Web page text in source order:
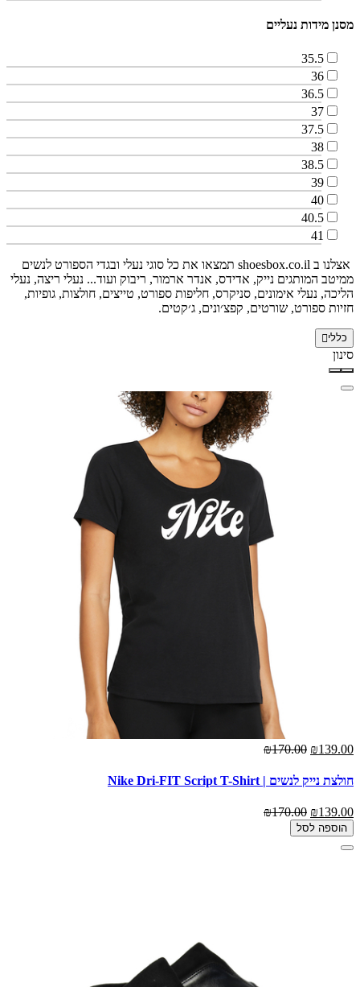
מסנן מידות נעליים
35.5
36
36.5
37
37.5
38
38.5
39
40
40.5
41
אצלנו ב shoesbox.co.il תמצאו את כל סוגי נעלי ובגדי הספורט לנשים
ממיטב המותגים נייק, אדידס, אנדר ארמור, ריבוק ועוד... נעלי ריצה, נעלי
הליכה, נעלי אימונים, סניקרס, חליפות ספורט, טייצים, חולצות, גופיות,
חזיות ספורט, שורטים, קפצ׳ונים, ג׳קטים.
כללי
סינון
₪139.00
₪170.00
חולצת נייק לנשים | Nike Dri-FIT Script T-Shirt
₪139.00
₪170.00
הוספה לסל